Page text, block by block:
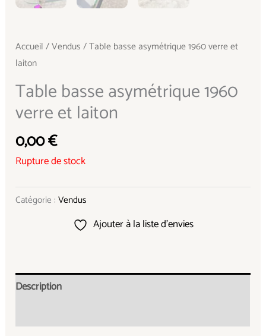
Accueil /Vendus / Table basse asymétrique 1960 verre et
laiton
Table basse asymétrique 1960
verre et laiton
0,00€
Rupture de stock
Catégorie :Vendus
Ajouter à la liste d’envies
Description